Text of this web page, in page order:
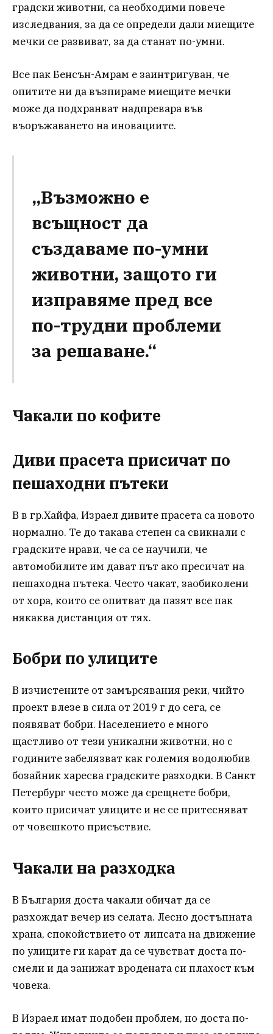
градски животни, са необходими повече
изследвания, за да се определи дали миещите
мечки се развиват, за да станат по-умни.
Все пак Бенсън-Амрам е заинтригуван, че
опитите ни да възпираме миещите мечки
може да подхранват надпревара във
въоръжаването на иновациите.
„Възможно е
всъщност да
създаваме по-умни
животни, защото ги
изправяме пред все
по-трудни проблеми
за решаване.“
Чакали по кофите
Диви прасета присичат по
пешаходни пътеки
В в гр.Хайфа, Израел дивите прасета са новото
нормално. Те до такава степен са свикнали с
градските нрави, че са се научили, че
автомобилите им дават път ако пресичат на
пешаходна пътека. Често чакат, заобиколени
от хора, които се опитват да пазят все пак
някаква дистанция от тях.
Бобри по улиците
В изчистените от замърсявания реки, чийто
проект влезе в сила от 2019 г до сега, се
появяват бобри. Населението е много
щастливо от тези уникални животни, но с
годините забелязват как големия водолюбив
бозайник харесва градските разходки. В Санкт
Петербург често може да срещнете бобри,
които присичат улиците и не се притесняват
от човешкото присъствие.
Чакали на разходка
В България доста чакали обичат да се
разхождат вечер из селата. Лесно достъпната
храна, спокойствието от липсата на движение
по улиците ги карат да се чувстват доста по-
смели и да занижат вродената си плахост към
човека.
В Израел имат подобен проблем, но доста по-